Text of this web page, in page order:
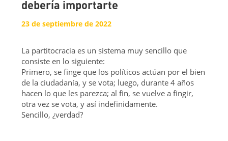
debería importarte
23 de septiembre de 2022
La partitocracia es un sistema muy sencillo que
consiste en lo siguiente:
Primero, se finge que los políticos actúan por el bien
de la ciudadanía, y se vota; luego, durante 4 años
hacen lo que les parezca; al fin, se vuelve a fingir,
otra vez se vota, y así indefinidamente.
Sencillo, ¿verdad?